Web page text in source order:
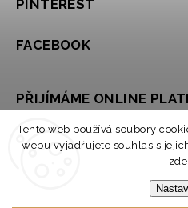
Tento web používá soubory
webu vyjadřujete souhlas s
zde
PINTEREST
FACEBOOK
PŘIJÍMÁME ONLINE